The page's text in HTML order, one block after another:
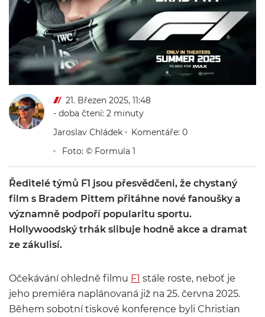
21. Březen 2025, 11:48
- doba čtení: 2 minuty
Jaroslav Chládek
Komentáře: 0
Foto: © Formula 1
Ředitelé týmů F1 jsou přesvědčeni, že chystaný
film s Bradem Pittem přitáhne nové fanoušky a
významně podpoří popularitu sportu.
Hollywoodský trhák slibuje hodně akce a dramat
ze zákulisí.
Očekávání ohledně filmu F1 stále roste, neboť je
jeho premiéra naplánovaná již na 25. června 2025.
Během sobotní tiskové konference byli Christian